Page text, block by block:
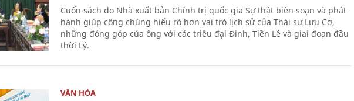
Cuốn sách do Nhà xuất bản Chính trị quốc gia Sự thật biên soạn và phát
hành giúp công chúng hiểu rõ hơn vai trò lịch sử của Thái sư Lưu Cơ,
những đóng góp của ông với các triều đại Đinh, Tiền Lê và giai đoạn đầu
thời Lý.
VĂN HÓA